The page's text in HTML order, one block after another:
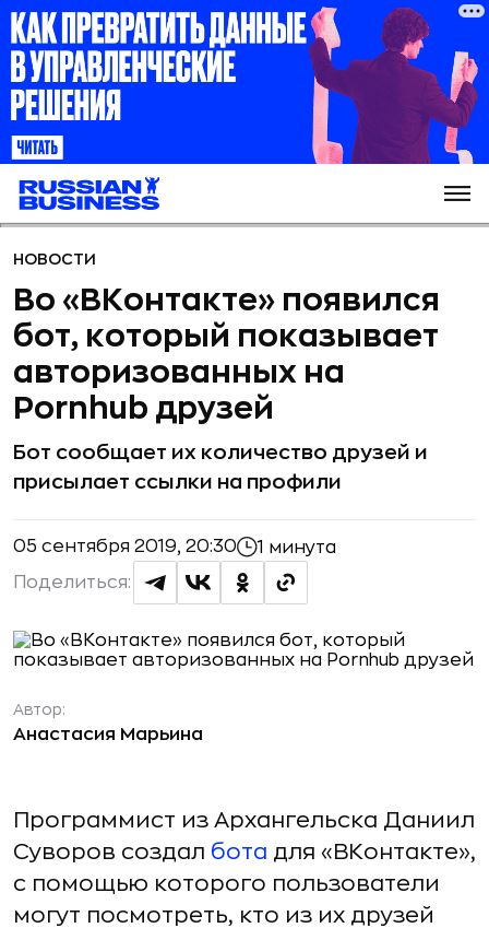
НОВОСТИ
Во «ВКонтакте» появился
бот, который показывает
авторизованных на
Pornhub друзей
Бот сообщает их количество друзей и
присылает ссылки на профили
05 сентября 2019, 20:30 1 минута
Поделиться:
Автор:
Анастасия Марьина
Программист из Архангельска Даниил
Суворов создал бота для «ВКонтакте»,
с помощью которого пользователи
могут посмотреть, кто из их друзей